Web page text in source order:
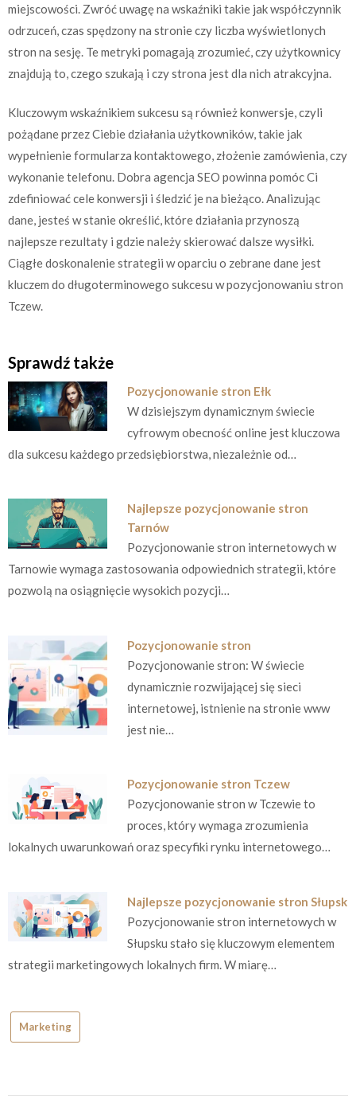
miejscowości. Zwróć uwagę na wskaźniki takie jak współczynnik
odrzuceń, czas spędzony na stronie czy liczba wyświetlonych
stron na sesję. Te metryki pomagają zrozumieć, czy użytkownicy
znajdują to, czego szukają i czy strona jest dla nich atrakcyjna.
Kluczowym wskaźnikiem sukcesu są również konwersje, czyli
pożądane przez Ciebie działania użytkowników, takie jak
wypełnienie formularza kontaktowego, złożenie zamówienia, czy
wykonanie telefonu. Dobra agencja SEO powinna pomóc Ci
zdefiniować cele konwersji i śledzić je na bieżąco. Analizując
dane, jesteś w stanie określić, które działania przynoszą
najlepsze rezultaty i gdzie należy skierować dalsze wysiłki.
Ciągłe doskonalenie strategii w oparciu o zebrane dane jest
kluczem do długoterminowego sukcesu w pozycjonowaniu stron
Tczew.
Sprawdź także
Pozycjonowanie stron Ełk
W dzisiejszym dynamicznym świecie
cyfrowym obecność online jest kluczowa
dla sukcesu każdego przedsiębiorstwa, niezależnie od…
Najlepsze pozycjonowanie stron
Tarnów
Pozycjonowanie stron internetowych w
Tarnowie wymaga zastosowania odpowiednich strategii, które
pozwolą na osiągnięcie wysokich pozycji…
Pozycjonowanie stron
Pozycjonowanie stron: W świecie
dynamicznie rozwijającej się sieci
internetowej, istnienie na stronie www
jest nie…
Pozycjonowanie stron Tczew
Pozycjonowanie stron w Tczewie to
proces, który wymaga zrozumienia
lokalnych uwarunkowań oraz specyfiki rynku internetowego…
Najlepsze pozycjonowanie stron Słupsk
Pozycjonowanie stron internetowych w
Słupsku stało się kluczowym elementem
strategii marketingowych lokalnych firm. W miarę…
Marketing